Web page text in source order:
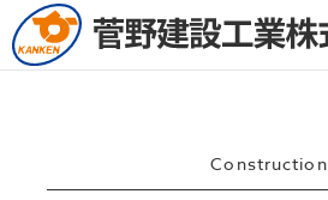
Construction